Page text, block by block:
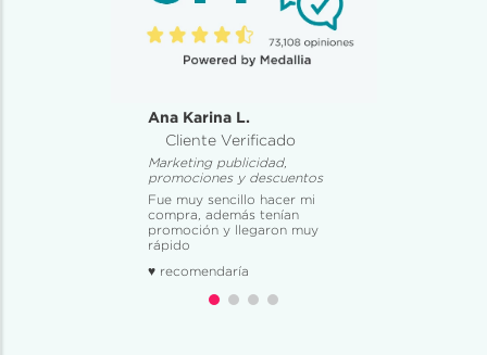
Ana Karina L.
Cliente Verificado
Marketing publicidad,
promociones y descuentos
Fue muy sencillo hacer mi
compra, además tenían
promoción y llegaron muy
rápido
♥ recomendaría